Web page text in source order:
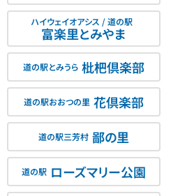
ハイウェイオアシス / 道の駅
富楽里とみやま
道の駅とみうら 枇杷倶楽部
道の駅おおつの里 花倶楽部
道の駅三芳村 鄙の里
道の駅 ローズマリー公園